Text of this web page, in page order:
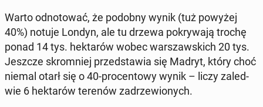
Warto od­no­to­wać, że podobny wynik (tuż powyżej
40%) notuje Londyn, ale tu drzewa po­kry­wa­ją trochę
ponad 14 tys. hek­ta­rów wobec war­szaw­skich 20 tys.
Jeszcze skrom­niej przed­sta­wia się Madryt, który choć
niemal otarł się o 40-pro­cen­to­wy wynik – liczy za­le­d­
wie 6 hek­ta­rów terenów za­drze­wio­nych.